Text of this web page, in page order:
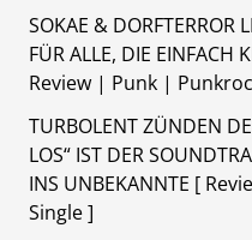
SOKAE & DORFTERROR
FÜR ALLE, DIE EINFACH
Review | Punk |
TURBOLENT ZÜNDEN
LOS“ IST DER
INS UNBEKANNTE [
Single ]